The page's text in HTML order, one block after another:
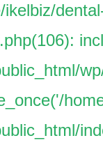
ikelbiz/